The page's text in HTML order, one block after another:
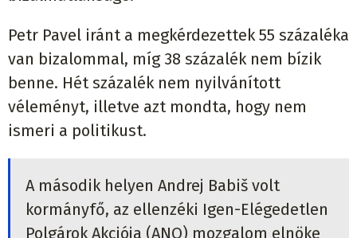
Petr Pavel iránt a megkérdezettek 55 százaléka
van bizalommal, míg 38 százalék nem bízik
benne. Hét százalék nem nyilvánított
véleményt, illetve azt mondta, hogy nem
ismeri a politikust.
A második helyen Andrej Babiš volt
kormányfő, az ellenzéki Igen-Elégedetlen
Polgárok Akciója (ANO) mozgalom elnöke